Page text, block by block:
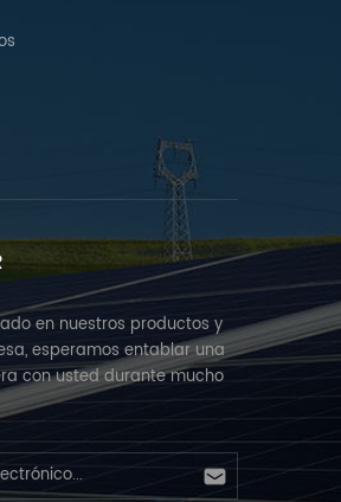
en nuestros productos y
esperamos entablar una
con usted durante mucho